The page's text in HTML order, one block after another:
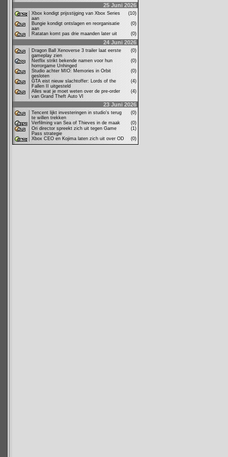
25 Juni 2026
Xbox kondigt prijsstijging van Xbox Series
aan
(10)
Bungie kondigt ontslagen en reorganisatie
aan
(0)
Ratatan komt pas drie maanden later uit
(0)
24 Juni 2026
Dragon Ball Xenoverse 3 trailer laat eerste
gameplay zien
(0)
Netflix strikt bekende namen voor hun
horrorgame Unhinged
(0)
Studio achter MIO: Memories in Orbit
gesloten
(0)
GTA eist nieuw slachtoffer: Lords of the
Fallen II uitgesteld
(4)
Alles wat je moet weten over de pre-order
van Grand Theft Auto VI
(4)
23 Juni 2026
Tencent lijkt investeringen in studio's terug
te willen trekken
(0)
Verfilming van Sea of Thieves in de maak
(0)
Ori director spreekt zich uit tegen Game
Pass strategie
(1)
Xbox CEO en Kojima laten zich uit over OD
(0)